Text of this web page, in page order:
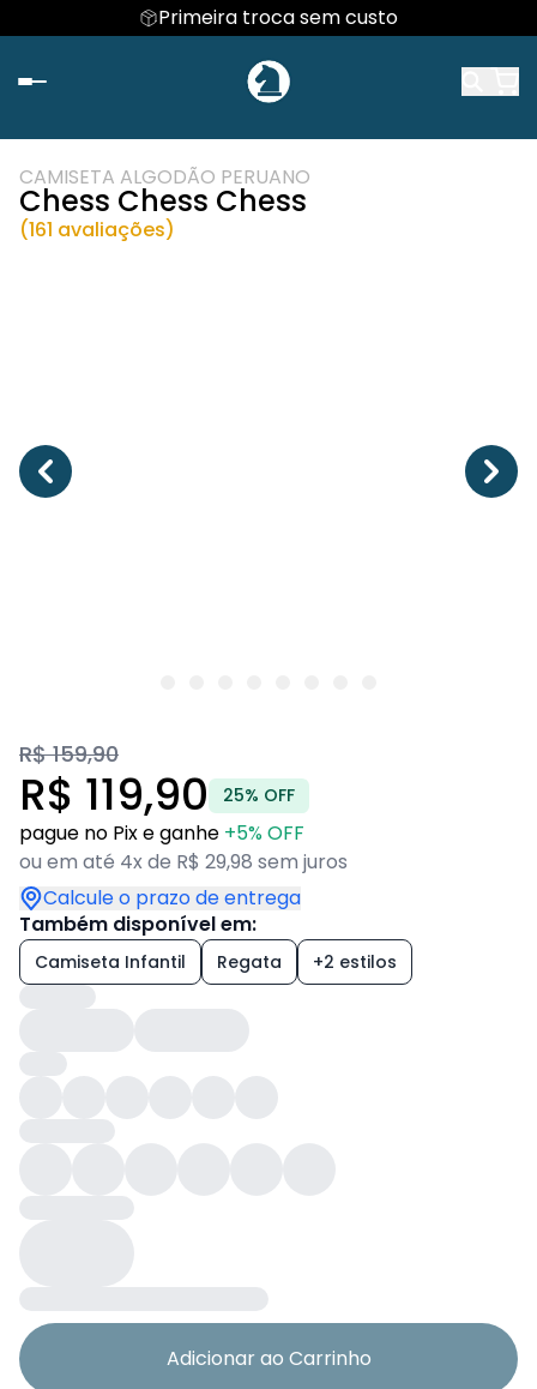
Primeira troca sem custo
CAMISETA ALGODÃO PERUANO
Chess Chess Chess
(161 avaliações)
R$ 159,90
R$ 119,90 25% OFF
pague no Pix e ganhe +5% OFF
ou em até 4x de R$ 29,98 sem juros
Calcule o prazo de entrega
Também disponível em:
Camiseta Infantil Regata +2 estilos
Adicionar ao Carrinho